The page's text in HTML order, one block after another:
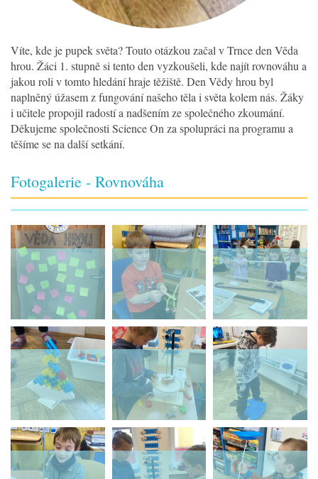
Víte, kde je pupek světa? Touto otázkou začal v Trnce den Věda
hrou. Žáci 1. stupně si tento den vyzkoušeli, kde najít rovnováhu a
jakou roli v tomto hledání hraje těžiště. Den Vědy hrou byl
naplněný úžasem z fungování našeho těla i světa kolem nás. Žáky
i učitele propojil radostí a nadšením ze společného zkoumání.
Děkujeme společnosti Science On za spolupráci na programu a
těšíme se na další setkání.
Fotogalerie - Rovnováha